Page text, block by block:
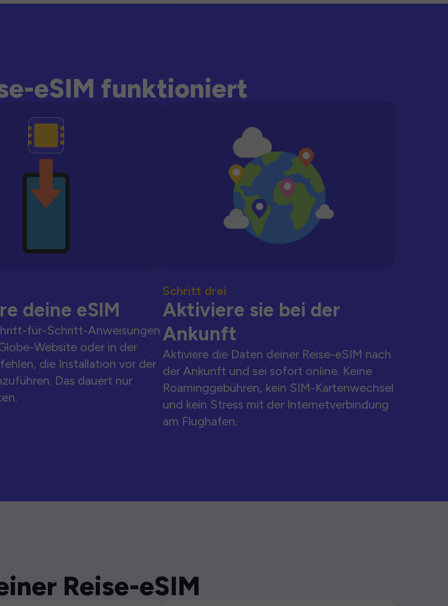
eSIM funktioniert
deine eSIM
für-Schritt-Anweisungen
Website oder in der
die Installation vor der
Das dauert nur
Schritt drei
Aktiviere sie bei der
Ankunft
Aktiviere die Daten deiner Reise-eSIM nach
der Ankunft und sei sofort online. Keine
Roaminggebühren, kein SIM-Kartenwechsel
und kein Stress mit der Internetverbindung
am Flughafen.
Reise-eSIM